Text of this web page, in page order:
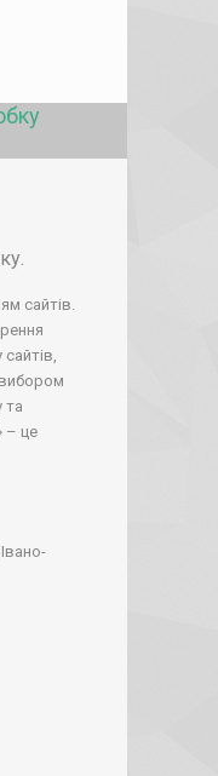
сайтів.
та
– це